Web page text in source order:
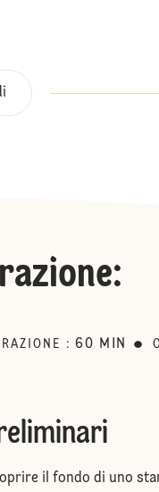
:
: 60 MIN
il fondo di uno